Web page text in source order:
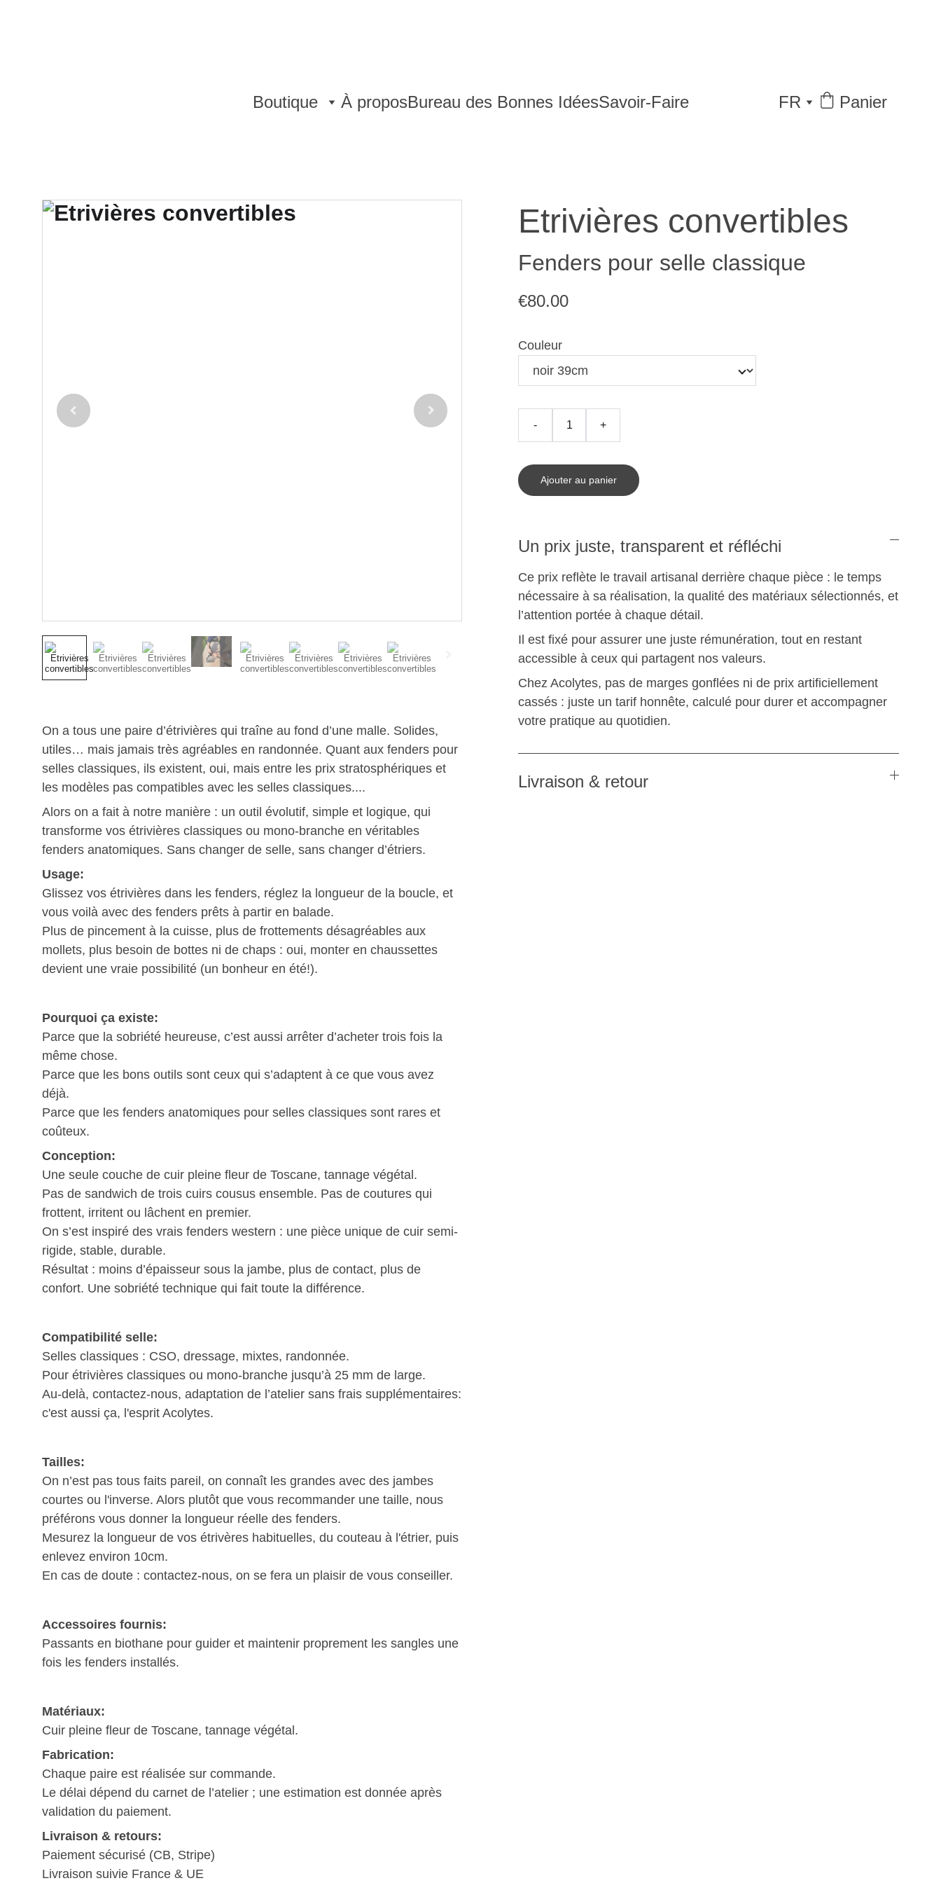
Boutique À proposBureau des Bonnes IdéesSavoir-Faire FR Panier
On a tous une paire d’étrivières qui traîne au fond d’une malle. Solides,
utiles… mais jamais très agréables en randonnée. Quant aux fenders pour
selles classiques, ils existent, oui, mais entre les prix stratosphériques et
les modèles pas compatibles avec les selles classiques....
Alors on a fait à notre manière : un outil évolutif, simple et logique, qui
transforme vos étrivières classiques ou mono-branche en véritables
fenders anatomiques. Sans changer de selle, sans changer d’étriers.
Usage:
Glissez vos étrivières dans les fenders, réglez la longueur de la boucle, et
vous voilà avec des fenders prêts à partir en balade.
Plus de pincement à la cuisse, plus de frottements désagréables aux
mollets, plus besoin de bottes ni de chaps : oui, monter en chaussettes
devient une vraie possibilité (un bonheur en été!).
Pourquoi ça existe:
Parce que la sobriété heureuse, c’est aussi arrêter d’acheter trois fois la
même chose.
Parce que les bons outils sont ceux qui s’adaptent à ce que vous avez
déjà.
Parce que les fenders anatomiques pour selles classiques sont rares et
coûteux.
Conception:
Une seule couche de cuir pleine fleur de Toscane, tannage végétal.
Pas de sandwich de trois cuirs cousus ensemble. Pas de coutures qui
frottent, irritent ou lâchent en premier.
On s’est inspiré des vrais fenders western : une pièce unique de cuir semi-
rigide, stable, durable.
Résultat : moins d’épaisseur sous la jambe, plus de contact, plus de
confort. Une sobriété technique qui fait toute la différence.
Compatibilité selle:
Selles classiques : CSO, dressage, mixtes, randonnée.
Pour étrivières classiques ou mono-branche jusqu’à 25 mm de large.
Au-delà, contactez-nous, adaptation de l’atelier sans frais supplémentaires:
c'est aussi ça, l'esprit Acolytes.
Tailles:
On n’est pas tous faits pareil, on connaît les grandes avec des jambes
courtes ou l'inverse. Alors plutôt que vous recommander une taille, nous
préférons vous donner la longueur réelle des fenders.
Mesurez la longueur de vos étrivères habituelles, du couteau à l'étrier, puis
enlevez environ 10cm.
En cas de doute : contactez-nous, on se fera un plaisir de vous conseiller.
Accessoires fournis:
Passants en biothane pour guider et maintenir proprement les sangles une
fois les fenders installés.
Matériaux:
Cuir pleine fleur de Toscane, tannage végétal.
Fabrication:
Chaque paire est réalisée sur commande.
Le délai dépend du carnet de l’atelier ; une estimation est donnée après
validation du paiement.
Livraison & retours:
Paiement sécurisé (CB, Stripe)
Livraison suivie France & UE
Etrivières convertibles
Fenders pour selle classique
€80.00
Couleur
- +
Ajouter au panier
Un prix juste, transparent et réfléchi
Ce prix reflète le travail artisanal derrière chaque pièce : le temps
nécessaire à sa réalisation, la qualité des matériaux sélectionnés, et
l’attention portée à chaque détail.
Il est fixé pour assurer une juste rémunération, tout en restant
accessible à ceux qui partagent nos valeurs.
Chez Acolytes, pas de marges gonflées ni de prix artificiellement
cassés : juste un tarif honnête, calculé pour durer et accompagner
votre pratique au quotidien.
Livraison & retour